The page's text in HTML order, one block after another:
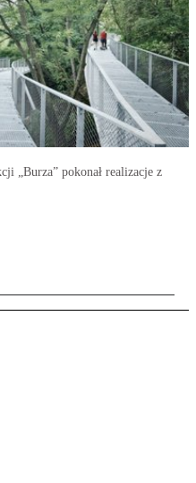
„Burza” pokonał realizacje z